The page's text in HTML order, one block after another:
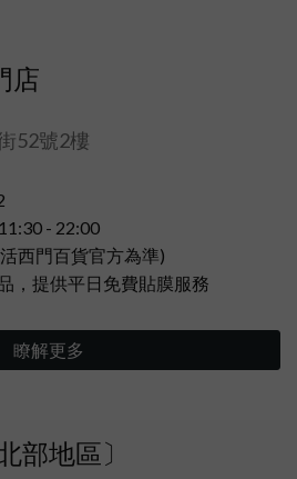
店
52號2樓
- 22:00
西門百貨官方為準)
，提供平日免費貼膜服務
瞭解更多
北部地區〕